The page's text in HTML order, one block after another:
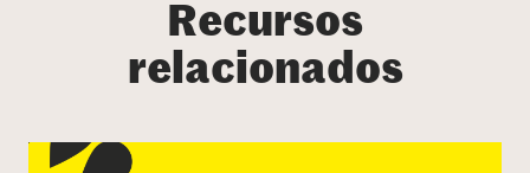
Recursos
relacionados